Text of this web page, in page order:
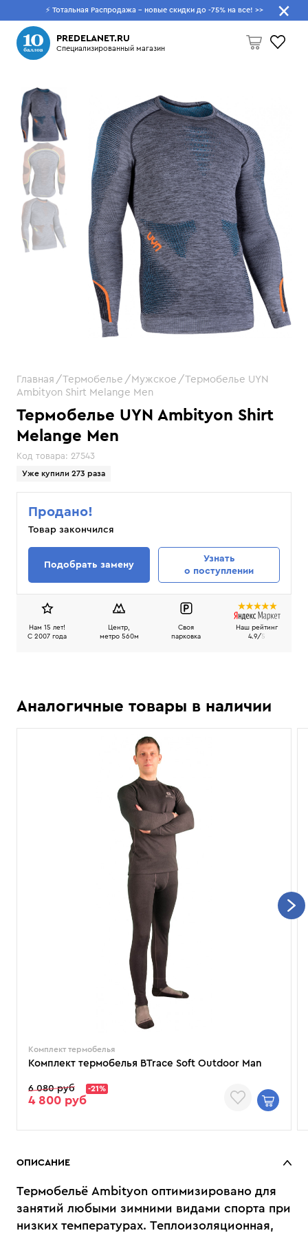
⚡ Тотальная Распродажа - новые скидки до -75% на все! >>
PREDELANET.RU
Специализированный магазин
Пусто
Что будем искать?
Термобелье UYN Ambityon Shirt
Melange Men
Код товара: 27543
Уже купили 273 раза
Главная Термобелье Мужское
Термобелье UYN
Ambityon Shirt Melange Men
Продано!
Товар закончился
Подобрать замену
Узнать
о поступлении
Нам 15 лет!
C 2007 года
Центр,
метро 560м
Своя
парковка
Наш рейтинг
4.9/5
Аналогичные товары в наличии
Комплект термобелья
Комплект термобелья BTrace Soft Outdoor Man
6 080 руб -21%
4 800 руб
ОПИСАНИЕ
Термобельё Ambityon оптимизировано для
занятий любыми зимними видами спорта при
низких температурах. Теплоизоляционная,